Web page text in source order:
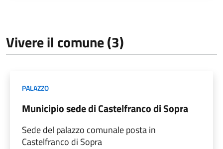
Vivere il comune (3)
PALAZZO
Municipio sede di Castelfranco di Sopra
Sede del palazzo comunale posta in
Castelfranco di Sopra